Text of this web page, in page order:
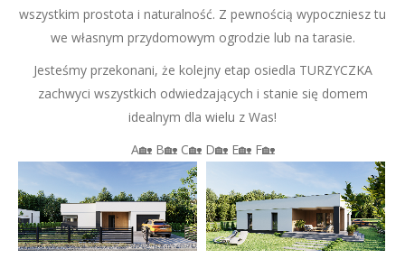
wszystkim prostota i naturalność. Z pewnością wypoczniesz tu
we własnym przydomowym ogrodzie lub na tarasie.
Jesteśmy przekonani, że kolejny etap osiedla TURZYCZKA
zachwyci wszystkich odwiedzających i stanie się domem
idealnym dla wielu z Was!
A🏡 B🏡 C🏡 D🏡 E🏡 F🏡